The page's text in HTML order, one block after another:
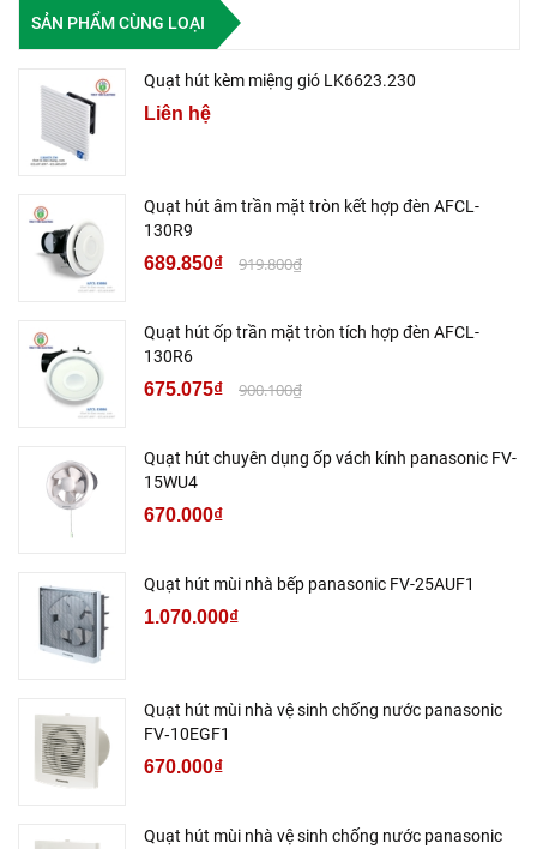
SẢN PHẨM CÙNG LOẠI
Quạt hút kèm miệng gió LK6623.230
Liên hệ
Quạt hút âm trần mặt tròn kết hợp đèn AFCL-
130R9
689.850₫ 919.800₫
Quạt hút ốp trần mặt tròn tích hợp đèn AFCL-
130R6
675.075₫ 900.100₫
Quạt hút chuyên dụng ốp vách kính panasonic FV-
15WU4
670.000₫
Quạt hút mùi nhà bếp panasonic FV-25AUF1
1.070.000₫
Quạt hút mùi nhà vệ sinh chống nước panasonic
FV‑10EGF1
670.000₫
Quạt hút mùi nhà vệ sinh chống nước panasonic